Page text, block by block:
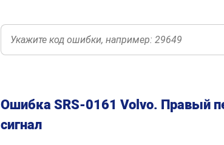
Ошибка SRS-0161 Volvo. Правый
сигнал